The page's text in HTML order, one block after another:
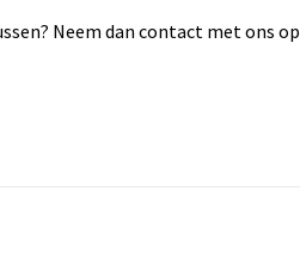
Neem dan contact met ons op